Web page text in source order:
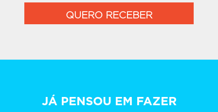
QUERO RECEBER
JÁ PENSOU EM FAZER